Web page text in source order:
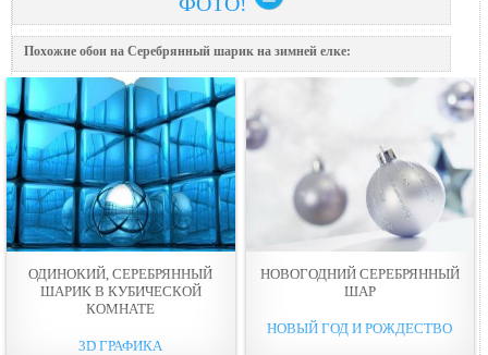
Похожие обои на Серебрянный шарик на зимней елке:
ОДИНОКИЙ, СЕРЕБРЯННЫЙ
ШАРИК В КУБИЧЕСКОЙ
КОМНАТЕ
3D ГРАФИКА
НОВОГОДНИЙ СЕРЕБРЯННЫЙ
ШАР
НОВЫЙ ГОД И РОЖДЕСТВО